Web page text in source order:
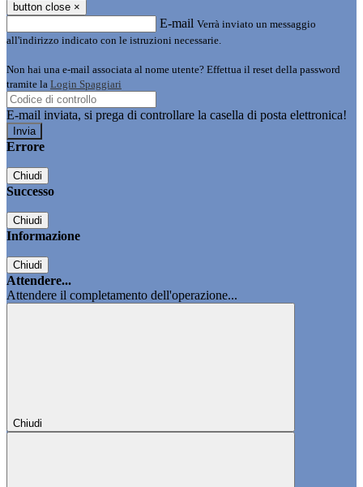
button close ×
E-mail Verrà inviato un messaggio
all'indirizzo indicato con le istruzioni necessarie.
Non hai una e-mail associata al nome utente? Effettua il reset della password
tramite la Login Spaggiari
E-mail inviata, si prega di controllare la casella di posta elettronica!
Errore
Chiudi
Successo
Chiudi
Informazione
Chiudi
Attendere...
Attendere il completamento dell'operazione...
Chiudi